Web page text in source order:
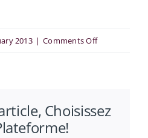
2013 | Comments Offon
médias
Choisissez